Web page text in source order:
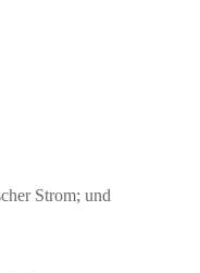
Strom; und